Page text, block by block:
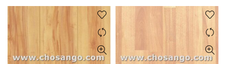
225.000₫.là:
148.000₫.